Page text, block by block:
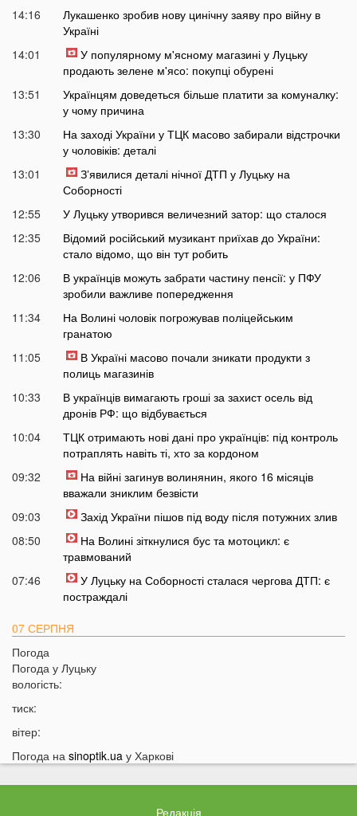
14:16
Лукашенко зробив нову цинічну заяву про війну в
Україні
14:01
У популярному м'ясному магазині у Луцьку
продають зелене м'ясо: покупці обурені
13:51
Українцям доведеться більше платити за комуналку:
у чому причина
13:30
На заході України у ТЦК масово забирали відстрочки
у чоловіків: деталі
13:01
Зʼявилися деталі нічної ДТП у Луцьку на
Соборності
12:55
У Луцьку утворився величезний затор: що сталося
12:35
Відомий російський музикант приїхав до України:
стало відомо, що він тут робить
12:06
В українців можуть забрати частину пенсії: у ПФУ
зробили важливе попередження
11:34
На Волині чоловік погрожував поліцейським
гранатою
11:05
В Україні масово почали зникати продукти з
полиць магазинів
10:33
В українців вимагають гроші за захист осель від
дронів РФ: що відбувається
10:04
ТЦК отримають нові дані про українців: під контроль
потраплять навіть ті, хто за кордоном
09:32
На війні загинув волинянин, якого 16 місяців
вважали зниклим безвісти
09:03
Захід України пішов під воду після потужних злив
08:50
На Волині зіткнулися бус та мотоцикл: є
травмований
07:46
У Луцьку на Соборності сталася чергова ДТП: є
постраждалі
07 СЕРПНЯ
20:31
20:17
19:30
Назвали найжадібніших чоловіків за знаком Зодіаку
19:15
Ці речі категорично заборонено робити під час грози
На заході України чоловік впіймав 10-кілограмову
Погода
Погода у Луцьку
вологість:
тиск:
вітер:
Погода на sinoptik.ua у Харкові
Редакція